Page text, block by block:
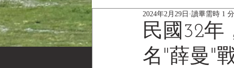
民國32年
名"薛曼"
2024年2月29日 讀畢需時 1